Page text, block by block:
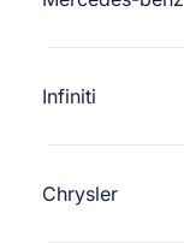
Infiniti
Chrysler